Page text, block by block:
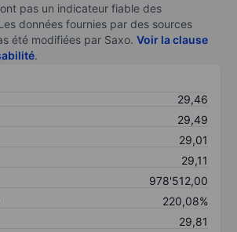
pas un indicateur fiable des
données fournies par des sources
été modifiées par Saxo. Voir la clause
.
29,46
29,49
29,01
29,11
978'512,00
220,08%
29,81